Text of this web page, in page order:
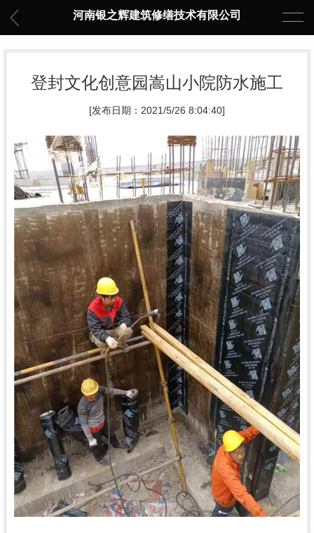
河南银之辉建筑修缮技术有限公司
登封文化创意园嵩山小院防水施工
[发布日期：2021/5/26 8:04:40]